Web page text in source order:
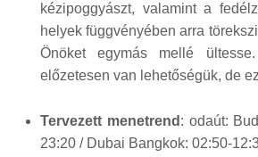
kézipoggyászt, valamint a
helyek függvényében arra
Önöket egymás mellé
előzetesen van lehetőségük, de
Tervezett menetrend : odaút:
23:20 / Dubai Bangkok: 02:50-